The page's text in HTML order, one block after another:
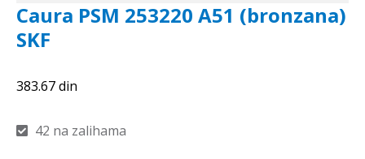
Caura PSM 253220 A51 (bronzana)
SKF
383.67din
42 na zalihama